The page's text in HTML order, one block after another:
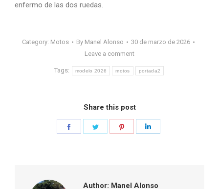
enfermo de las dos ruedas.
Category: Motos By Manel Alonso
30 de marzo de 2026
Leave a comment
Tags: modelo 2026 motos portada2
Share this post
Author: Manel Alonso